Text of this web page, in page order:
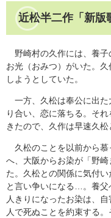
近松半二作「新版
野崎村の久作には、養子
お光（おみつ）がいた。
しようとしていた。
一方、久松は奉公に出た
り合い、恋に落ちる。そ
きたので、久作は早速久松
久松のことを以前から慕
へ、大阪からお染が「野
た。久松との関係に気付
と言い争いになる…。養父
人きりになったお染は、
人で死ぬことを約束する